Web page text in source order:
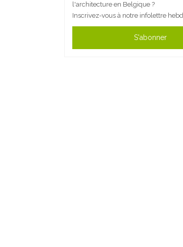
l'architecture en Belgique ?
Inscrivez-vous à notre infolettre
S'abonner